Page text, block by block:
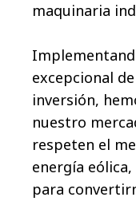
maquinaria
excepcional
inversión,
nuestro
respeten el
energía
para